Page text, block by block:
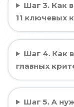
Шаг 3. Как
11 ключевых
Шаг 4. Как
главных
Шаг 5. А